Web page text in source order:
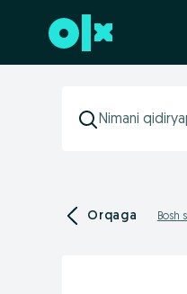
Futerga oʻtish
Orqaga Bosh